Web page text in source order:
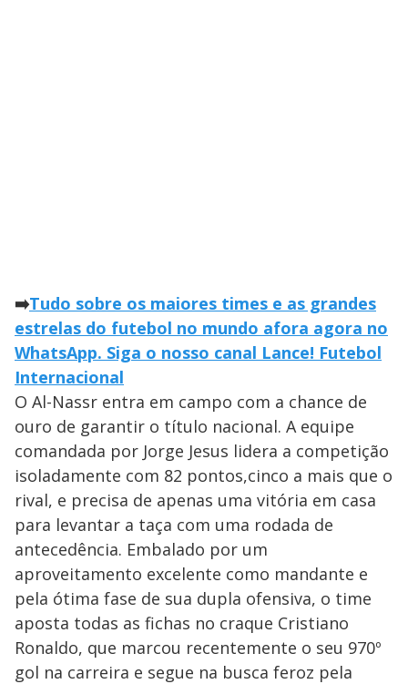
➡️Tudo sobre os maiores times e as grandes
estrelas do futebol no mundo afora agora no
WhatsApp. Siga o nosso canal Lance! Futebol
Internacional
O Al-Nassr entra em campo com a chance de
ouro de garantir o título nacional. A equipe
comandada por Jorge Jesus lidera a competição
isoladamente com 82 pontos,cinco a mais que o
rival, e precisa de apenas uma vitória em casa
para levantar a taça com uma rodada de
antecedência. Embalado por um
aproveitamento excelente como mandante e
pela ótima fase de sua dupla ofensiva, o time
aposta todas as fichas no craque Cristiano
Ronaldo, que marcou recentemente o seu 970º
gol na carreira e segue na busca feroz pela